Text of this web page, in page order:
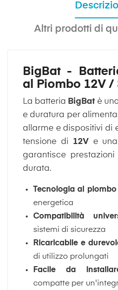
Altri prodotti di
BigBat -
al Piombo 12V /
La batteria BigBatè
e duratura per
allarme e dispositivi di
tensione di 12Ve
garantisce
durata.
Tecnologia al piombo
energetica
Compatibilità
sistemi di sicurezza
Ricaricabile e
di utilizzo prolungati
Facile da
compatte per